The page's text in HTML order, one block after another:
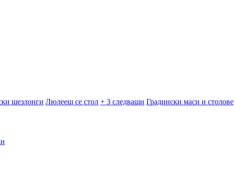
шезлонги Люлеещ се стол + 3 следващи Градински маси и столове